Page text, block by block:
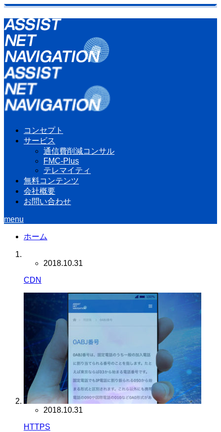
コンセプト
サービス
通信費削減コンサル
FMC-Plus
テレマイティ
無料コンテンツ
会社概要
お問い合わせ
menu
ホーム
2018.10.31
CDN
2018.10.31
HTTPS